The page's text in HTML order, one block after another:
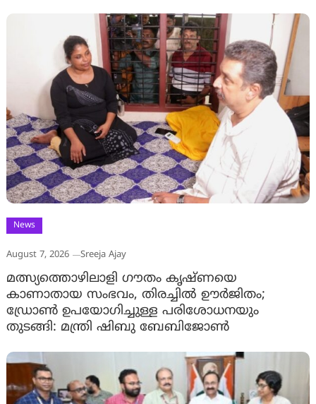
News
August 7, 2026 Sreeja Ajay
മത്സ്യത്തൊഴിലാളി ഗൗതം കൃഷ്ണയെ
കാണാതായ സംഭവം, തിരച്ചിൽ ഊർജിതം;
ഡ്രോണ്‍ ഉപയോഗിച്ചുള്ള പരിശോധനയും
തുടങ്ങി: മന്ത്രി ഷിബു ബേബിജോണ്‍